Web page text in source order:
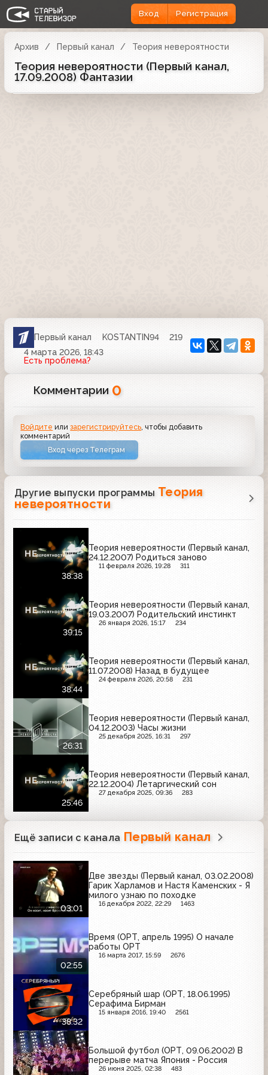
Вход Регистрация
Архив Первый канал Теория невероятности
Теория невероятности (Первый канал,
17.09.2008) Фантазии
Первый канал KOSTANTIN94
219
4 марта 2026, 18:43
Есть проблема?
Комментарии 0
Войдите илизарегистрируйтесь , чтобы добавить
комментарий
Вход через Телеграм
Другие выпуски программы Теория
невероятности
38:38
Теория невероятности (Первый канал,
24.12.2007) Родиться заново
11 февраля 2026, 19:28 311
39:15
Теория невероятности (Первый канал,
19.03.2007) Родительский инстинкт
26 января 2026, 15:17 234
38:44
Теория невероятности (Первый канал,
11.07.2008) Назад в будущее
24 февраля 2026, 20:58 231
26:31
Теория невероятности (Первый канал,
04.12.2003) Часы жизни
25 декабря 2025, 16:31 297
25:46
Теория невероятности (Первый канал,
22.12.2004) Летаргический сон
27 декабря 2025, 09:36 283
Ещё записи с канала Первый канал
03:01
Две звезды (Первый канал, 03.02.2008)
Гарик Харламов и Настя Каменских - Я
милого узнаю по походке
16 декабря 2022, 22:29 1463
02:55
Время (ОРТ, апрель 1995) О начале
работы ОРТ
16 марта 2017, 15:59 2676
38:32
Серебряный шар (ОРТ, 18.06.1995)
Серафима Бирман
15 января 2016, 19:40 2561
Большой футбол (ОРТ, 09.06.2002) В
перерыве матча Япония - Россия
26 июня 2025, 02:38 483